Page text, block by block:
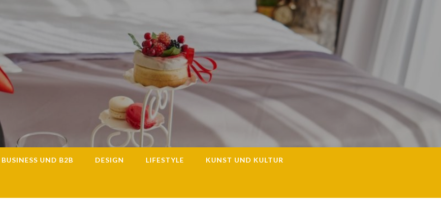
BUSINESS UND B2B DESIGN LIFESTYLE KUNST UND KULTUR